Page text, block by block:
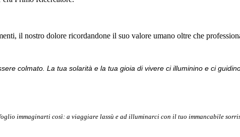
il nostro dolore ricordandone il suo valore umano oltre che
colmato. La tua solarità e la tua gioia di vivere ci illuminino e ci
immaginarti così: a viaggiare lassù e ad illuminarci con il tuo immancabile